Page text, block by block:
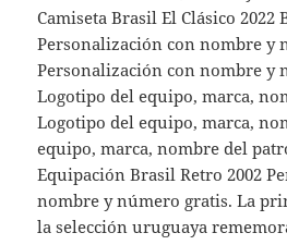
Camiseta Brasil El Clásico 2022
Personalización con nombre y
Personalización con nombre y
Logotipo del equipo, marca,
Logotipo del equipo, marca,
equipo, marca, nombre del
Equipación Brasil Retro 2002
nombre y número gratis. La
la selección uruguaya